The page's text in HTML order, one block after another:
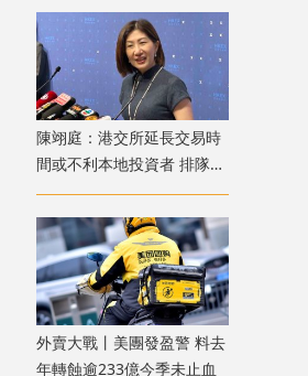
陳翊庭：港交所延長交易時
間或不利本地投資者 排隊上
市公司數量創新高
外賣大戰丨美團發盈警 料去
年轉蝕逾233億今季未止血